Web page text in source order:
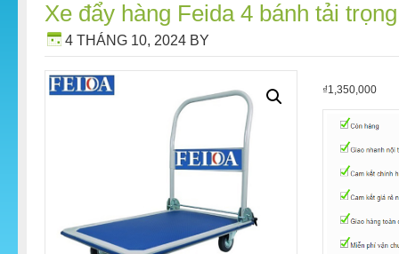
Xe đẩy hàng Feida 4 bánh tải
4 THÁNG 10, 2024 BY
₫1,350,000